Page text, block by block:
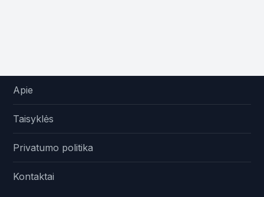
Apie
Taisyklės
Privatumo politika
Kontaktai